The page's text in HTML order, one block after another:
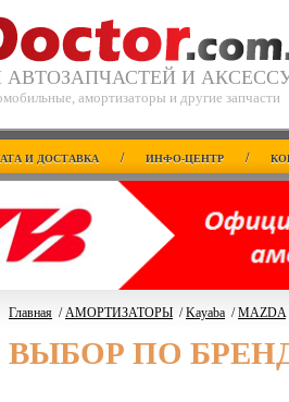
АВТОЗАПЧАСТЕЙ И
амортизаторы и другие запчасти
И ДОСТАВКА / ИНФО-ЦЕНТР /
Главная /АМОРТИЗАТОРЫ /Kayaba /MAZDA
ВЫБОР ПО